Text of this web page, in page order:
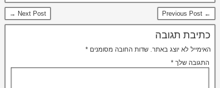
← Previous Post
Next Post →
כתיבת תגובה
האימייל לא יוצג באתר. שדות החובה מסומנים *
התגובה שלך *